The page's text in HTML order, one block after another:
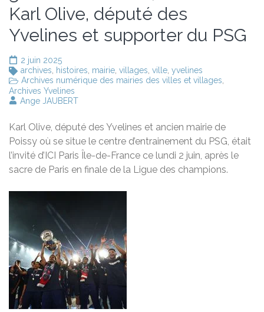
Karl Olive, député des
Yvelines et supporter du PSG
2 juin 2025
archives
histoires mairie villages ville yvelines
Archives numérique des mairies des villes et villages
Archives Yvelines
Ange JAUBERT
Karl Olive, député des Yvelines et ancien mairie de
Poissy où se situe le centre d’entrainement du PSG, était
l’invité d’ICI Paris Île-de-France ce lundi 2 juin, après le
sacre de Paris en finale de la Ligue des champions.